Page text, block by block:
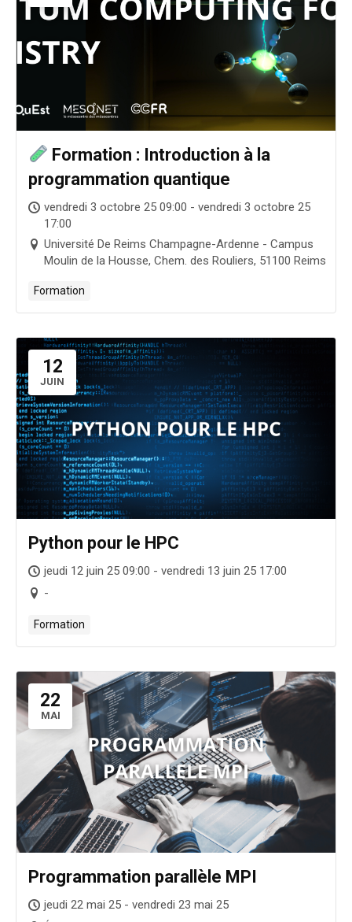
Formation : Introduction à la
programmation quantique
vendredi 3 octobre 25 09:00 - vendredi 3 octobre 25
17:00
Université De Reims Champagne-Ardenne - Campus
Moulin de la Housse, Chem. des Rouliers, 51100 Reims
Formation
12
JUIN
Python pour le HPC
jeudi 12 juin 25 09:00 - vendredi 13 juin 25 17:00
-
Formation
22
MAI
Programmation parallèle MPI
jeudi 22 mai 25 - vendredi 23 mai 25